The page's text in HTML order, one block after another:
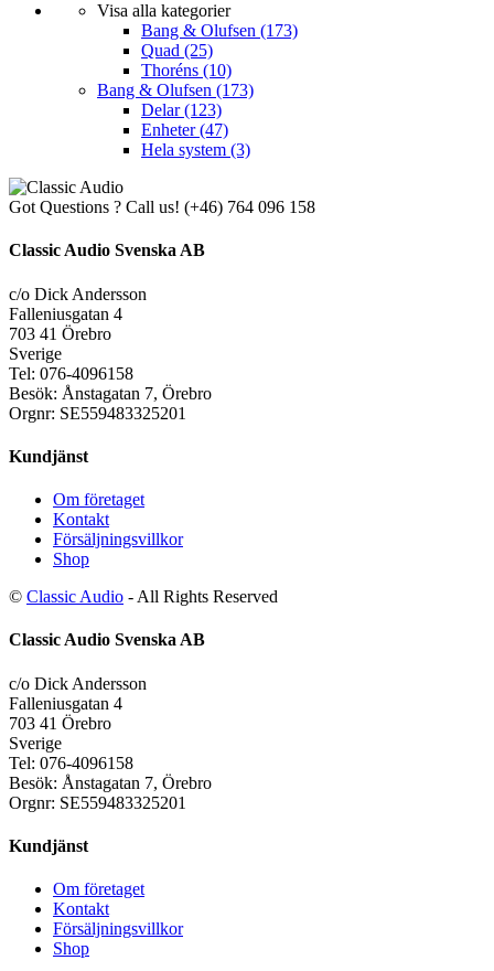
Visa alla kategorier
Bang & Olufsen (173)
Quad (25)
Thoréns (10)
Bang & Olufsen (173)
Delar(123)
Enheter(47)
Hela system (3)
Got Questions ? Call us! (+46) 764 096 158
Classic Audio Svenska AB
c/o Dick Andersson
Falleniusgatan 4
703 41 Örebro
Sverige
Tel: 076-4096158
Besök: Ånstagatan 7, Örebro
Orgnr: SE559483325201
Kundjänst
Om företaget
Kontakt
Försäljningsvillkor
Shop
© Classic Audio - All Rights Reserved
Classic Audio Svenska AB
c/o Dick Andersson
Falleniusgatan 4
703 41 Örebro
Sverige
Tel: 076-4096158
Besök: Ånstagatan 7, Örebro
Orgnr: SE559483325201
Kundjänst
Om företaget
Kontakt
Försäljningsvillkor
Shop